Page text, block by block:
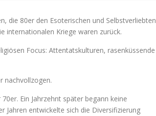
die 80er den Esoterischen und Selbstverliebten
internationalen Kriege waren zurück.
Focus: Attentatskulturen, rasenküssende
nachvollzogen.
Ein Jahrzehnt später begann keine
Jahren entwickelte sich die Diversifizierung